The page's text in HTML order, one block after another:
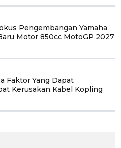
Pengembangan Yamaha
Motor 850cc MotoGP 2027
Faktor Yang Dapat
Kerusakan Kabel Kopling